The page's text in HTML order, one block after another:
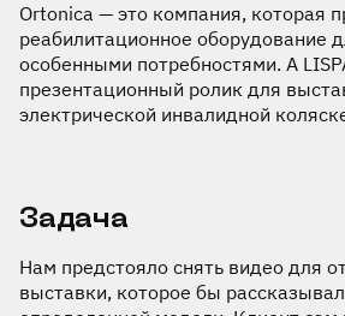
Ortonica — это компания, которая
реабилитационное оборудование
особенными потребностями. А
презентационный ролик для
электрической инвалидной
Задача
Нам предстояло снять видео для
выставки, которое бы